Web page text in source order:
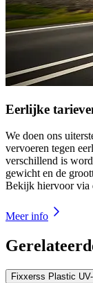
Eerlijke
We doen ons
vervoeren tegen
verschillend is
gewicht en de
Bekijk hiervoor via
Meer info
Fixxerss Plastic